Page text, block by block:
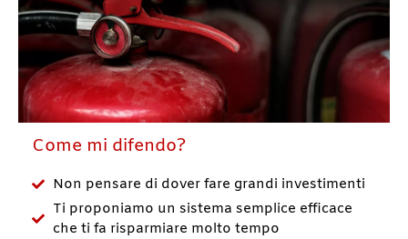
Come mi difendo?
Non pensare di dover fare grandi investimenti
Ti proponiamo un sistema semplice efficace
che ti fa risparmiare molto tempo